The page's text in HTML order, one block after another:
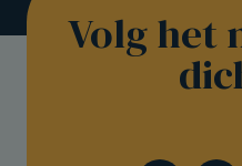
Volg het